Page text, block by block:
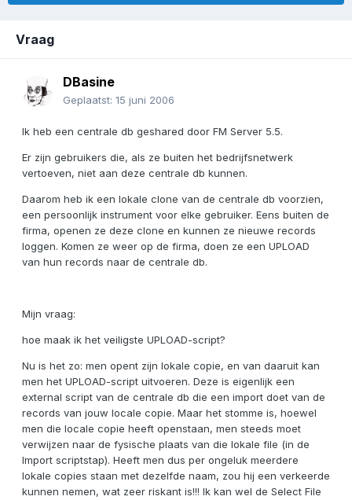
Vraag
DBasine
Geplaatst: 15 juni 2006
Ik heb een centrale db geshared door FM Server 5.5.
Er zijn gebruikers die, als ze buiten het bedrijfsnetwerk
vertoeven, niet aan deze centrale db kunnen.
Daarom heb ik een lokale clone van de centrale db voorzien,
een persoonlijk instrument voor elke gebruiker. Eens buiten de
firma, openen ze deze clone en kunnen ze nieuwe records
loggen. Komen ze weer op de firma, doen ze een UPLOAD
van hun records naar de centrale db.
Mijn vraag:
hoe maak ik het veiligste UPLOAD-script?
Nu is het zo: men opent zijn lokale copie, en van daaruit kan
men het UPLOAD-script uitvoeren. Deze is eigenlijk een
external script van de centrale db die een import doet van de
records van jouw locale copie. Maar het stomme is, hoewel
men die locale copie heeft openstaan, men steeds moet
verwijzen naar de fysische plaats van die lokale file (in de
Import scriptstap). Heeft men dus per ongeluk meerdere
lokale copies staan met dezelfde naam, zou hij een verkeerde
kunnen nemen, wat zeer riskant is!!! Ik kan wel de Select File